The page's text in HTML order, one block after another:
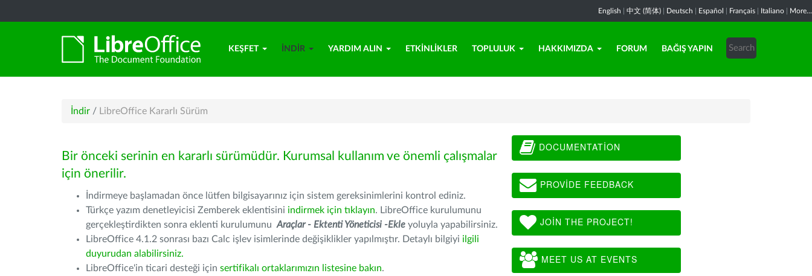
English 中文 (简体) Deutsch Español Français Italiano More...
KEŞFET İNDIR YARDIM ALIN ETKINLIKLER TOPLULUK HAKKIMIZDA FORUM BAĞIŞ YAPIN
İndir / LibreOffice Kararlı Sürüm
Bir önceki serinin en kararlı sürümüdür. Kurumsal kullanım ve önemli çalışmalar
için önerilir.
İndirmeye başlamadan önce lütfen bilgisayarınız için sistem gereksinimlerini kontrol ediniz.
Türkçe yazım denetleyicisi Zemberek eklentisini indirmek için tıklayın. LibreOffice kurulumunu
gerçekleştirdikten sonra eklenti kurulumunu Araçlar - Ektenti Yöneticisi -Ekle yoluyla yapabilirsiniz.
LibreOffice 4.1.2 sonrası bazı Calc işlev isimlerinde değişiklikler yapılmıştır. Detaylı bilgiyi ilgili
duyurudan alabilirsiniz.
LibreOffice'in ticari desteği için sertifikalı ortaklarımızın listesine bakın.
DOCUMENTATION
PROVIDE FEEDBACK
JOIN THE PROJECT!
MEET US AT EVENTS